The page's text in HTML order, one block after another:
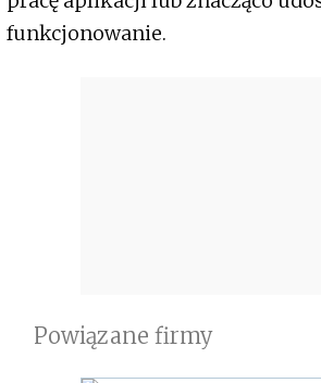
funkcjonowanie.
Powiązane firmy